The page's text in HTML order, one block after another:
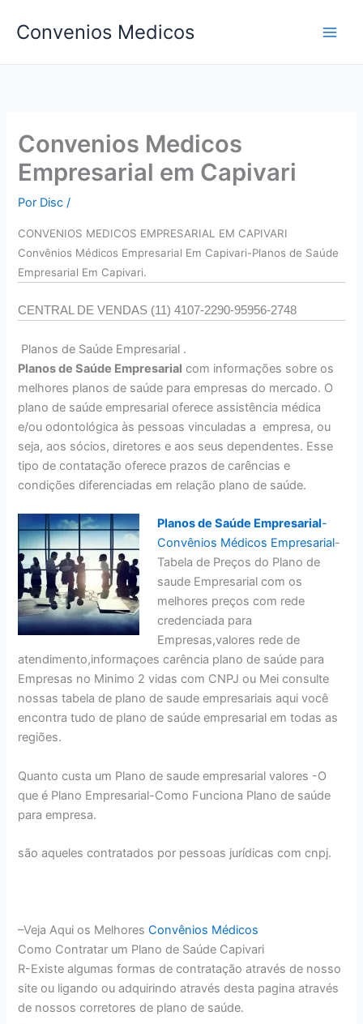
para
conteúdo
Convenios Medicos
Convenios Medicos
Empresarial em Capivari
Por Disc/
CONVENIOS MEDICOS EMPRESARIAL EM CAPIVARI
Convênios Médicos Empresarial Em Capivari-Planos de Saúde
Empresarial Em Capivari.
CENTRAL DE VENDAS (11) 4107-2290-95956-2748
Planos de Saúde Empresarial .
Planos de Saúde Empresarial com informações sobre os
melhores planos de saúde para empresas do mercado. O
plano de saúde empresarial oferece assistência médica
e/ou odontológica às pessoas vinculadas a empresa, ou
seja, aos sócios, diretores e aos seus dependentes. Esse
tipo de contatação oferece prazos de carências e
condições diferenciadas em relação plano de saúde.
Planos de Saúde Empresarial-
Convênios Médicos Empresarial-
Tabela de Preços do Plano de
saude Empresarial com os
melhores preços com rede
credenciada para
Empresas,valores rede de
atendimento,informaçoes carência plano de saúde para
Empresas no Minimo 2 vidas com CNPJ ou Mei consulte
nossas tabela de plano de saude empresariais aqui você
encontra tudo de plano de saúde empresarial em todas as
regiões.
Quanto custa um Plano de saude empresarial valores -O
que é Plano Empresarial-Como Funciona Plano de saúde
para empresa.
são aqueles contratados por pessoas jurídicas com cnpj.
–Veja Aqui os MelhoresConvênios Médicos
Como Contratar um Plano de Saúde Capivari
R-Existe algumas formas de contratação através de nosso
site ou ligando ou adquirindo através desta pagina através
de nossos corretores de plano de saúde.